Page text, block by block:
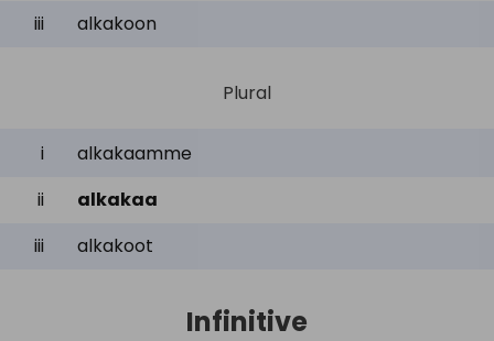
iii
alkakoon
Plural
i
alkakaamme
ii
alkakaa
iii
alkakoot
Infinitive